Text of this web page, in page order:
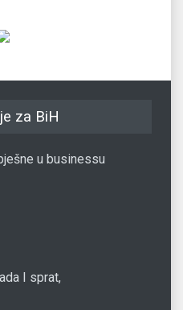
za BiH
u businessu
I sprat,